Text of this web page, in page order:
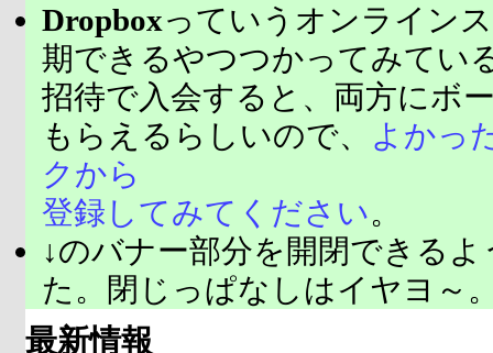
Dropboxっていうオンライン
期できるやつつかってみてい
招待で入会すると、両方にボ
もらえるらしいので、
よかっ
クから
登録してみてください。
↓のバナー部分を開閉できる
た。閉じっぱなしはイヤヨ～
最新情報